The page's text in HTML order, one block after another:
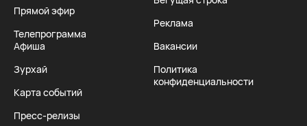
Прямой эфир
Телепрограмма
Афиша
Зурхай
Карта событий
Пресс-релизы
Реклама
Вакансии
Политика
конфиденциальности